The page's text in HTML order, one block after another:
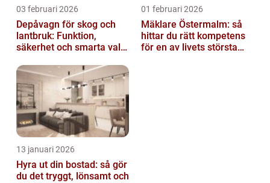
03 februari 2026
Depåvagn för skog och
lantbruk: Funktion,
säkerhet och smarta val
01 februari 2026
Mäklare Östermalm: så
hittar du rätt kompetens
för en av livets största
13 januari 2026
Hyra ut din bostad: så gör
du det tryggt, lönsamt och